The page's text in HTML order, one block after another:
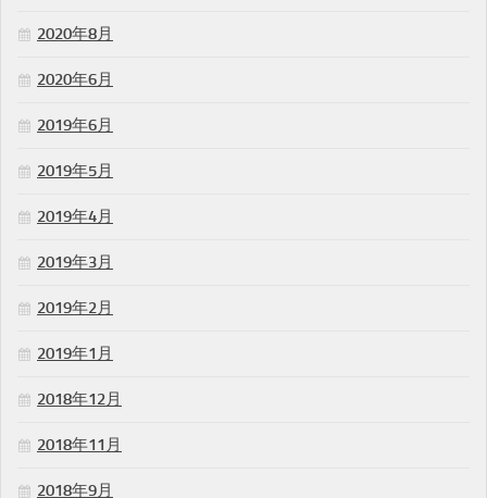
2020年8月
2020年6月
2019年6月
2019年5月
2019年4月
2019年3月
2019年2月
2019年1月
2018年12月
2018年11月
2018年9月